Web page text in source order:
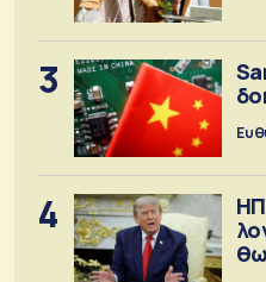
3
4